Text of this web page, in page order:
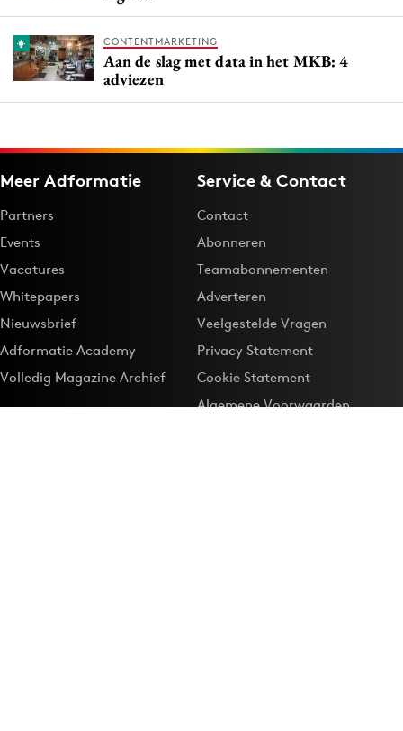
CONTENTMARKETING
Aan de slag met data in het MKB: 4
adviezen
Meer Adformatie
Partners
Events
Vacatures
Whitepapers
Nieuwsbrief
Adformatie Academy
Volledig Magazine Archief
Service & Contact
Contact
Abonneren
Teamabonnementen
Adverteren
Veelgestelde Vragen
Privacy Statement
Cookie Statement
Algemene Voorwaarden